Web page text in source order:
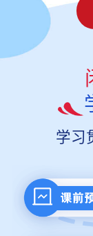
学习